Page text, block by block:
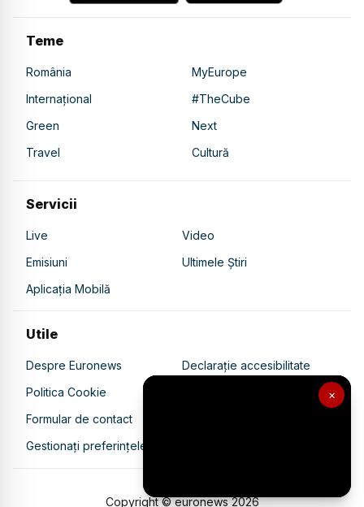
×
Teme
România
MyEurope
Internațional
#TheCube
Green
Next
Travel
Cultură
Servicii
Live
Video
Emisiuni
Ultimele Știri
Aplicația Mobilă
Utile
Despre Euronews
Declarație accesibilitate
Politica Cookie
Politica de confidențialitate
Formular de contact
Gestionați preferințele
Copyright © euronews2026